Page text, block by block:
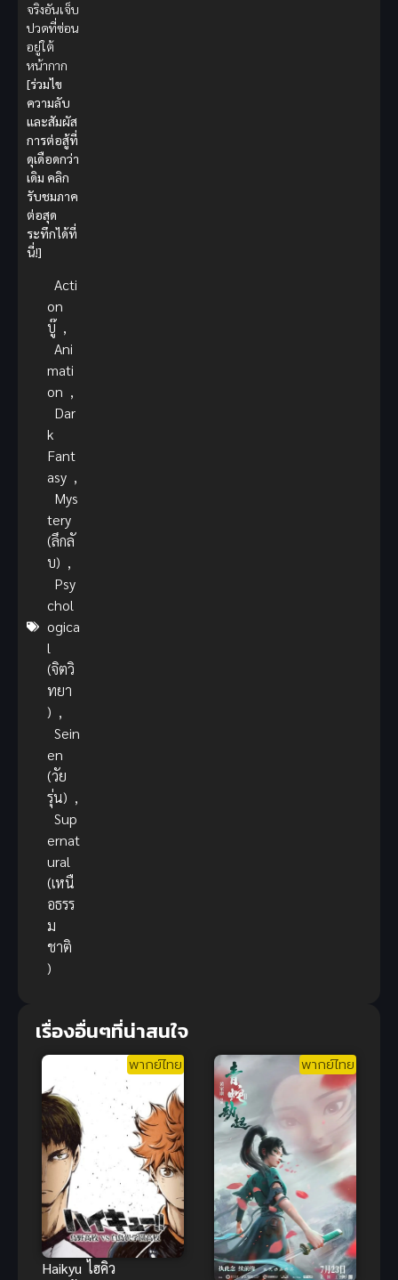
จริงอันเจ็บ
ปวดที่ซ่อน
อยู่ใต้
หน้ากาก
[ร่วมไข
ความลับ
และสัมผัส
การต่อสู้ที่
ดุเดือดกว่า
เดิม คลิก
รับชมภาค
ต่อสุด
ระทึกได้ที่
นี่!]
Acti
on
บู๊ ,
Ani
mati
on ,
Dar
k
Fant
asy ,
Mys
tery
(ลึกลั
บ) ,
Psy
chol
ogica
l
(จิตวิ
ทยา
) ,
Sein
en
(วัย
รุ่น) ,
Sup
ernat
ural
(เหนื
อธรร
ม
ชาติ
)
เรื่องอื่นๆที่น่าสนใจ
พากย์ไทย
Haikyu ไฮคิว
พากย์ไทย